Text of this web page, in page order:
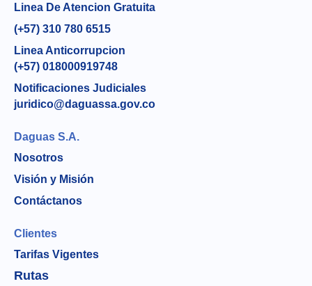
Linea De Atencion Gratuita
(+57) 310 780 6515
Linea Anticorrupcion
(+57) 018000919748
Notificaciones Judiciales
juridico@daguassa.gov.co
Daguas S.A.
Nosotros
Visión y Misión
Contáctanos
Clientes
Tarifas Vigentes
Rutas